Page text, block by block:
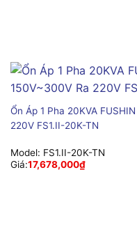
Ổn Áp 1 Pha 20KVA
220V FS1.II-20K-TN
Model: FS1.II-20K-TN
Giá:17,678,000₫